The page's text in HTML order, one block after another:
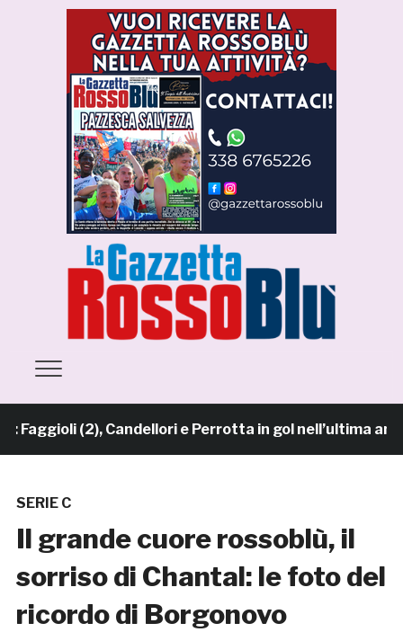
(2), Candellori e Perrotta in gol nell’ultima
SERIE C
Il grande cuore rossoblù, il
sorriso di Chantal: le foto del
ricordo di Borgonovo